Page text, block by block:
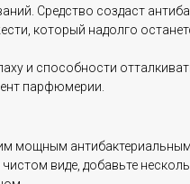
Средство создаст
который надолго
и способности
парфюмерии.
мощным
виде, добавьте